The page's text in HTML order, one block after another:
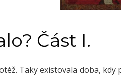
Část I.
Taky existovala doba,